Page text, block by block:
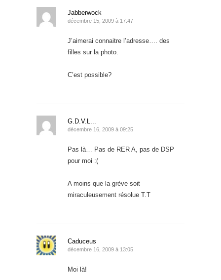
Jabberwock
décembre 15, 2009 à 17:47
J’aimerai connaitre l’adresse…. des
filles sur la photo.
C’est possible?
G.D.V.L...
décembre 16, 2009 à 09:25
Pas là… Pas de RER A, pas de DSP
pour moi :(
A moins que la grève soit
miraculeusement résolue T.T
Caduceus
décembre 16, 2009 à 13:05
Moi là!